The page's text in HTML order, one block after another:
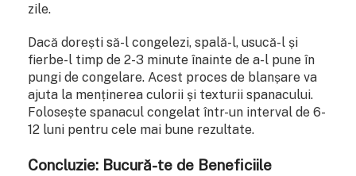
zile.
Dacă dorești să-l congelezi, spală-l, usucă-l și
fierbe-l timp de 2-3 minute înainte de a-l pune în
pungi de congelare. Acest proces de blanșare va
ajuta la menținerea culorii și texturii spanacului.
Folosește spanacul congelat într-un interval de 6-
12 luni pentru cele mai bune rezultate.
Concluzie: Bucură-te de Beneficiile